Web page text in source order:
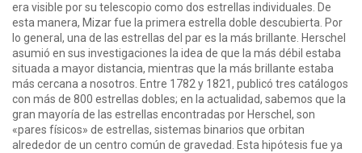
era visible por su telescopio como dos estrellas individuales. De
esta manera, Mizar fue la primera estrella doble descubierta. Por
lo general, una de las estrellas del par es la más brillante. Herschel
asumió en sus investigaciones la idea de que la más débil estaba
situada a mayor distancia, mientras que la más brillante estaba
más cercana a nosotros. Entre 1782 y 1821, publicó tres catálogos
con más de 800 estrellas dobles; en la actualidad, sabemos que la
gran mayoría de las estrellas encontradas por Herschel, son
«pares físicos» de estrellas, sistemas binarios que orbitan
alrededor de un centro común de gravedad. Esta hipótesis fue ya